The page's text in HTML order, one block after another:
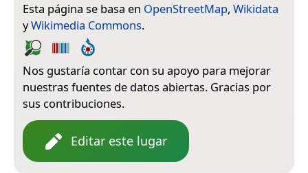
Esta página se basa en OpenStreetMap, Wikidata
yWikimedia Commons.
Nos gustaría contar con su apoyo para mejorar
nuestras fuentes de datos abiertas. Gracias por
sus contribuciones.
Editar este lugar